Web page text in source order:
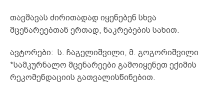
თავშავას ძირითადად იყენებენ სხვა
მცენარეებთან ერთად, ნაკრებების სახით.
ავტორები: ს. ჩაგელიშვილი, მ. გოგორიშვილი
*სამკურნალო მცენარეები გამოიყენეთ ექიმის
რეკომენდაციის გათვალისწინებით.